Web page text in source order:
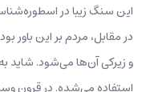
این سنگ زیبا در
در مقابل، مردم بر این
و زیرکی آن‌ها می‌شود‍. شاید
استفاده می‌شده. در قرون